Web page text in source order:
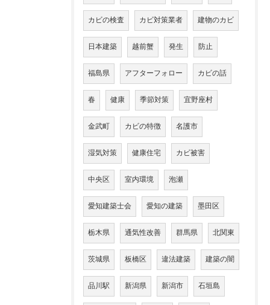
カビの検査 カビ対策業者 建物のカビ
日本建築 越前蟹 発生 防止
福島県 アフターフォロー カビの話
春 健康 季節対策 宜野座村
金武町 カビの特徴 名護市
湿気対策 健康住宅 カビ被害
中央区 室内環境 泡瀬
愛知建築士会 愛知の建築 墨田区
栃木県 通気性改善 群馬県 北関東
茨城県 板橋区 違法建築 建築の闇
品川駅 新潟県 新潟市 石垣島